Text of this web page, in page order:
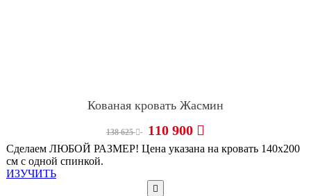
Кованая кровать Жасмин
138 625 110 900
Сделаем ЛЮБОЙ РАЗМЕР! Цена указана на кровать 140х200
см с одной спинкой.
ИЗУЧИТЬ